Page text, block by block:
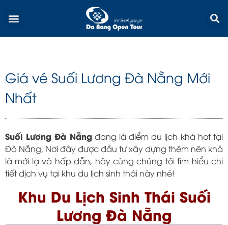
Menu
Giá vé Suối Lương Đà Nẵng Mới
Nhất
Suối Lương Đà Nẵngđang là điểm du lịch khá hot tại
Đà Nẵng, Nơi đây được đầu tư xây dựng thêm nên khá
là mới lạ và hấp dẫn, hãy cùng chúng tôi tìm hiểu chi
tiết dịch vụ tại khu du lịch sinh thái này nhé!
Khu Du Lịch Sinh Thái Suối
Lương Đà Nẵng